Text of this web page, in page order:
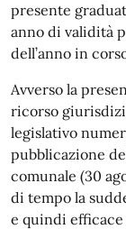
presente
anno di validità
dell’anno in
Avverso la
ricorso
legislativo
pubblicazione
comunale (30
di tempo la
e quindi